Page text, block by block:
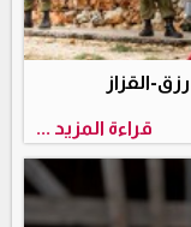
القزاز
قراءة المزيد ...